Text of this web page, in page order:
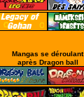
Mangas se déroulant
après Dragon ball